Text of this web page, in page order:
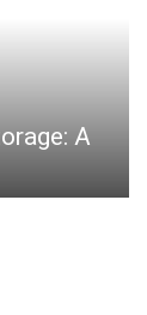
A